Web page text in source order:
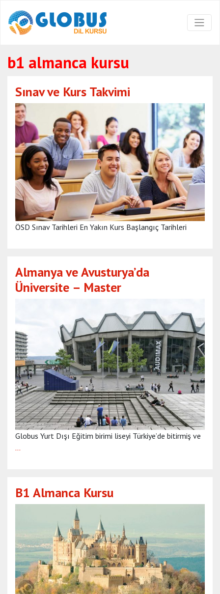
b1 almanca kursu
Sınav ve Kurs Takvimi
ÖSD Sınav Tarihleri En Yakın Kurs Başlangıç Tarihleri
Almanya ve Avusturya’da
Üniversite – Master
Globus Yurt Dışı Eğitim birimi liseyi Türkiye’de bitirmiş ve
…
B1 Almanca Kursu